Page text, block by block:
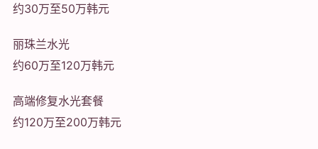
约30万至50万韩元
丽珠兰水光
约60万至120万韩元
高端修复水光套餐
约120万至200万韩元